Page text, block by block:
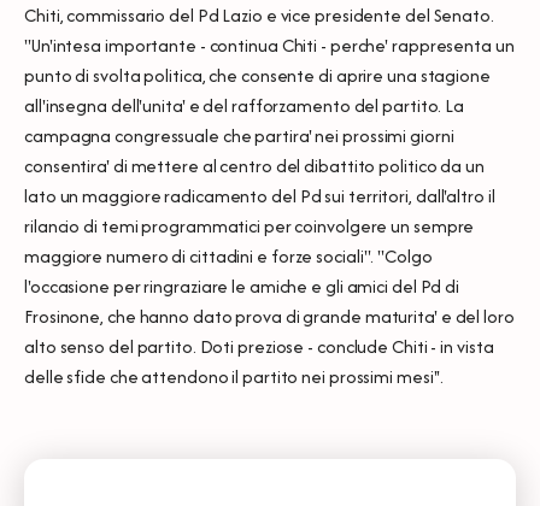
Chiti, commissario del Pd Lazio e vice presidente del Senato.
"Un'intesa importante - continua Chiti - perche' rappresenta un
punto di svolta politica, che consente di aprire una stagione
all'insegna dell'unita' e del rafforzamento del partito. La
campagna congressuale che partira' nei prossimi giorni
consentira' di mettere al centro del dibattito politico da un
lato un maggiore radicamento del Pd sui territori, dall'altro il
rilancio di temi programmatici per coinvolgere un sempre
maggiore numero di cittadini e forze sociali". "Colgo
l'occasione per ringraziare le amiche e gli amici del Pd di
Frosinone, che hanno dato prova di grande maturita' e del loro
alto senso del partito. Doti preziose - conclude Chiti - in vista
delle sfide che attendono il partito nei prossimi mesi''.